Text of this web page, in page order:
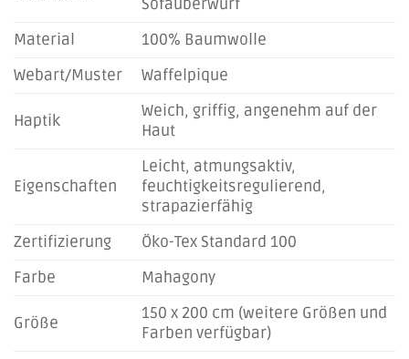
Sofaüberwurf
Material
100% Baumwolle
Webart/Muster
Waffelpique
Haptik
Weich, griffig, angenehm auf der
Haut
Eigenschaften
Leicht, atmungsaktiv,
feuchtigkeitsregulierend,
strapazierfähig
Zertifizierung
Öko-Tex Standard 100
Farbe
Mahagony
Größe
150 x 200 cm (weitere Größen und
Farben verfügbar)